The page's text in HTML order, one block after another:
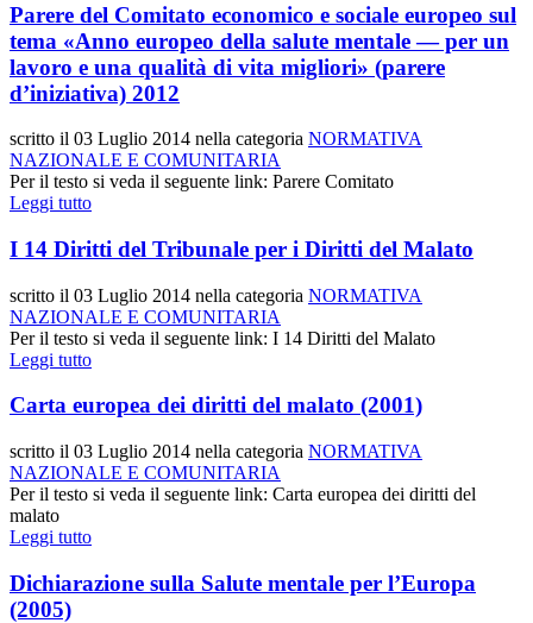
Parere del Comitato economico e sociale europeo sul
tema «Anno europeo della salute mentale — per un
lavoro e una qualità di vita migliori» (parere
d’iniziativa) 2012
scritto il 03 Luglio 2014 nella categoria NORMATIVA
NAZIONALE E COMUNITARIA
Per il testo si veda il seguente link: Parere Comitato
Leggi tutto
I 14 Diritti del Tribunale per i Diritti del Malato
scritto il 03 Luglio 2014 nella categoria NORMATIVA
NAZIONALE E COMUNITARIA
Per il testo si veda il seguente link: I 14 Diritti del Malato
Leggi tutto
Carta europea dei diritti del malato (2001)
scritto il 03 Luglio 2014 nella categoria NORMATIVA
NAZIONALE E COMUNITARIA
Per il testo si veda il seguente link: Carta europea dei diritti del
malato
Leggi tutto
Dichiarazione sulla Salute mentale per l’Europa
(2005)